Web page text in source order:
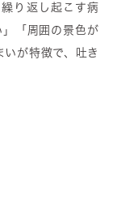
り返し起こす病
「周囲の景色が
いが特徴で、吐き